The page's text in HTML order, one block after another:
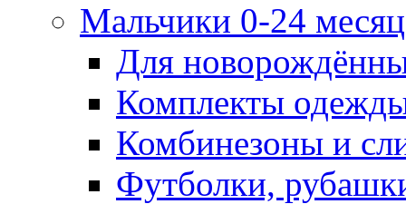
Мальчики 0-24
Для
Комплекты
Комбинезоны и
Футболки,